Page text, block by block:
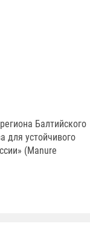
Балтийского
для устойчивого
(Manure